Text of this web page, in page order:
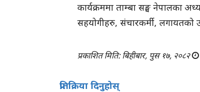
कार्यक्रममा ताम्बा सङ्घ नेपालका
सहयोगीहरु, संचारकर्मी, लगायतको
प्रकाशित मिति: बिहीबार, पुस १७, २०८२
प्रतिक्रिया दिनुहोस्